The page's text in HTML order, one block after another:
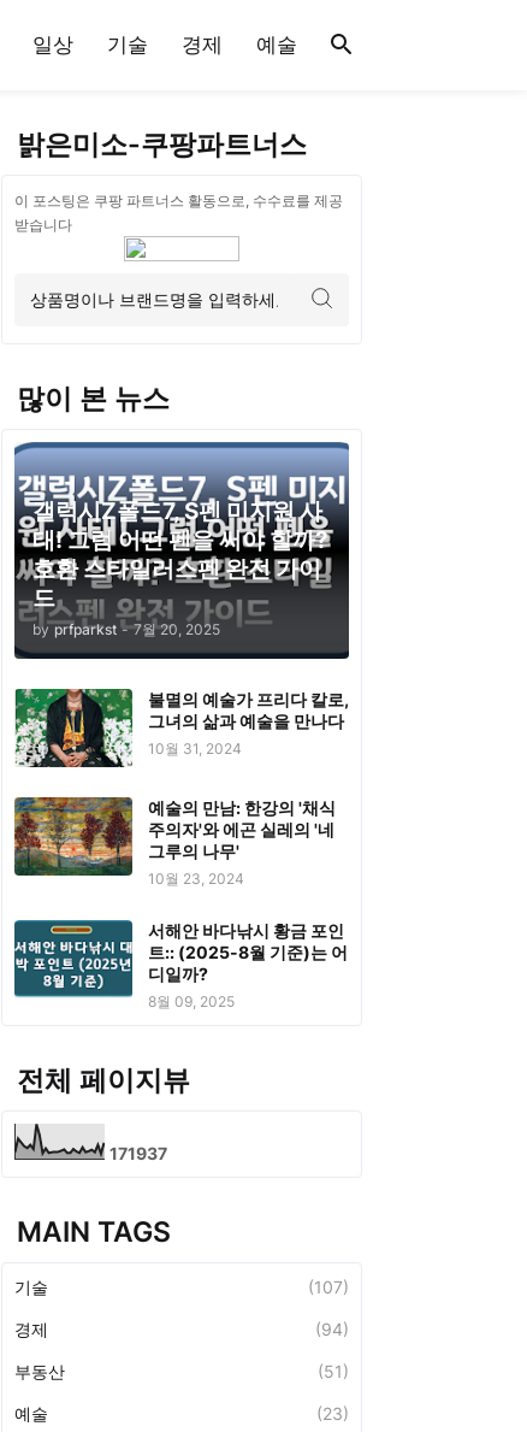
일상 기술 경제 예술
밝은미소-쿠팡파트너스
이 포스팅은 쿠팡 파트너스 활동으로, 수수료를 제공
받습니다
많이 본 뉴스
갤럭시Z폴드7, S펜 미지원 사
태! 그럼 어떤 펜을 써야 할까?
호환 스타일러스펜 완전 가이
드
by prfparkst - 7월 20, 2025
불멸의 예술가 프리다 칼로,
그녀의 삶과 예술을 만나다
10월 31, 2024
예술의 만남: 한강의 '채식
주의자'와 에곤 실레의 '네
그루의 나무'
10월 23, 2024
서해안 바다낚시 황금 포인
트:: (2025-8월 기준)는 어
디일까?
8월 09, 2025
전체 페이지뷰
171937
MAIN TAGS
기술 (107)
경제 (94)
부동산 (51)
예술 (23)